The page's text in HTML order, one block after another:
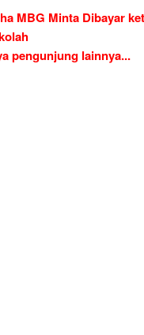
MBG Minta Dibayar
pengunjung lainnya...